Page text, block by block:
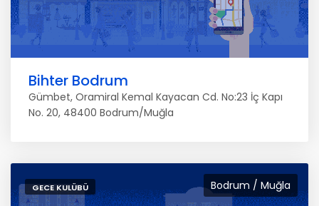
Bihter Bodrum
Gümbet, Oramiral Kemal Kayacan Cd. No:23 İç Kapı
No. 20, 48400 Bodrum/Muğla
Bodrum / Muğla
GECE KULÜBÜ